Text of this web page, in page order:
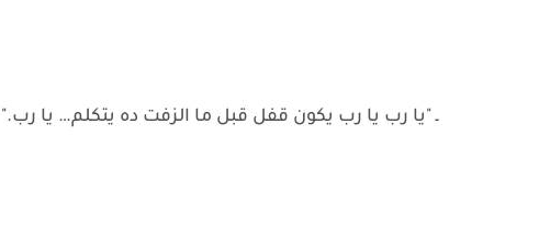
ـ "يا رب يا رب يكون قفل قبل ما الزفت ده يتكلم… يا رب."